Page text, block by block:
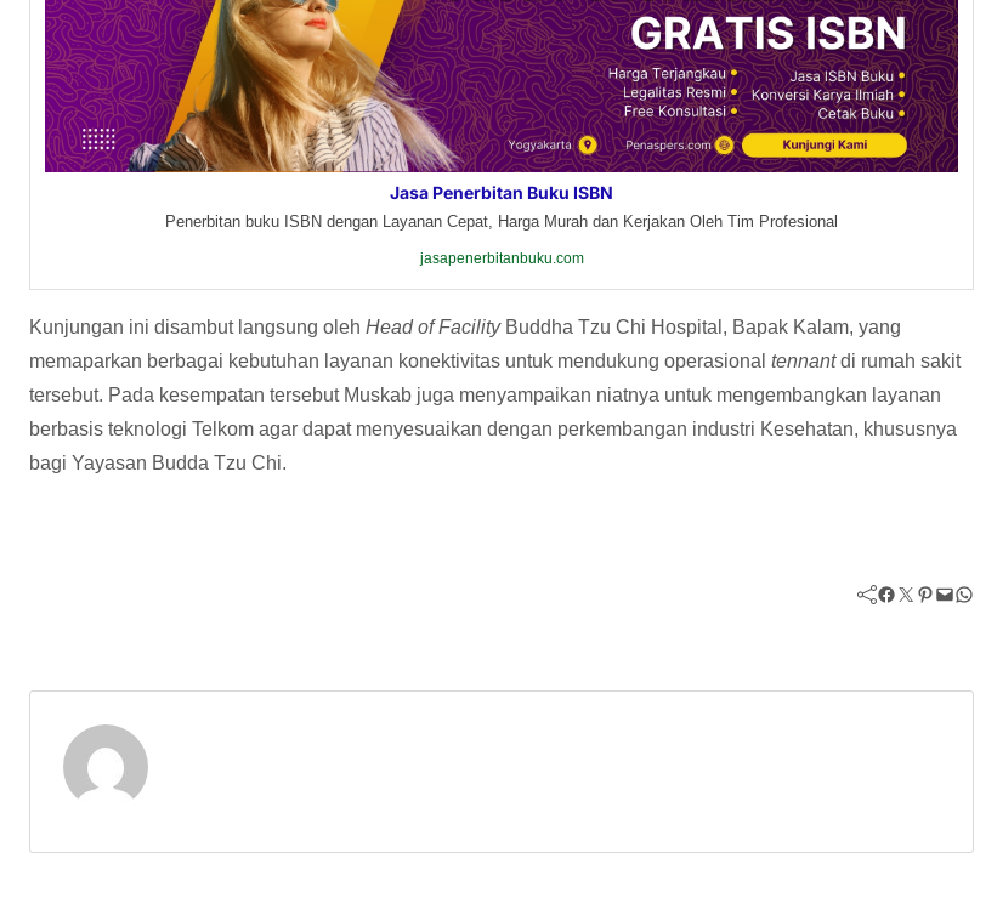
Jasa Penerbitan Buku ISBN
Penerbitan buku ISBN dengan Layanan Cepat, Harga Murah dan Kerjakan Oleh Tim Profesional
jasapenerbitanbuku.com
Kunjungan ini disambut langsung oleh Head of FacilityBuddha Tzu Chi Hospital, Bapak Kalam, yang
memaparkan berbagai kebutuhan layanan konektivitas untuk mendukung operasional tennantdi rumah sakit
tersebut. Pada kesempatan tersebut Muskab juga menyampaikan niatnya untuk mengembangkan layanan
berbasis teknologi Telkom agar dapat menyesuaikan dengan perkembangan industri Kesehatan, khususnya
bagi Yayasan Budda Tzu Chi.
Facebook Twitter Pinterest Mail WhatsApp